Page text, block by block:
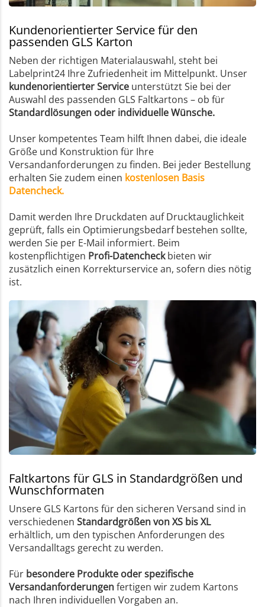
Kundenorientierter Service für den
passenden GLS Karton
Neben der richtigen Materialauswahl, steht bei
Labelprint24 Ihre Zufriedenheit im Mittelpunkt. Unser
kundenorientierter Service unterstützt Sie bei der
Auswahl des passenden GLS Faltkartons – ob für
Standardlösungen oder individuelle Wünsche.
Unser kompetentes Team hilft Ihnen dabei, die ideale
Größe und Konstruktion für Ihre
Versandanforderungen zu finden. Bei jeder Bestellung
erhalten Sie zudem einen kostenlosen Basis
Datencheck.
Damit werden Ihre Druckdaten auf Drucktauglichkeit
geprüft, falls ein Optimierungsbedarf bestehen sollte,
werden Sie per E-Mail informiert. Beim
kostenpflichtigen Profi-Datencheckbieten wir
zusätzlich einen Korrekturservice an, sofern dies nötig
ist.
Faltkartons für GLS in Standardgrößen und
Wunschformaten
Unsere GLS Kartons für den sicheren Versand sind in
verschiedenen Standardgrößen von XS bis XL
erhältlich, um den typischen Anforderungen des
Versandalltags gerecht zu werden.
Für besondere Produkte oder spezifische
Versandanforderungenfertigen wir zudem Kartons
nach Ihren individuellen Vorgaben an.